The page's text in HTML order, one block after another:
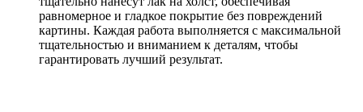
равномерное и гладкое покрытие без повреждений
картины. Каждая работа выполняется с максимальной
тщательностью и вниманием к деталям, чтобы
гарантировать лучший результат.